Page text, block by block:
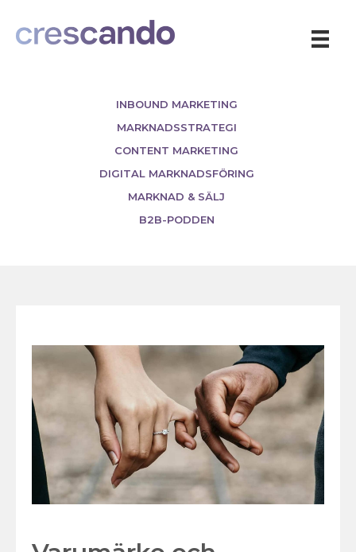
INBOUND MARKETING
MARKNADSSTRATEGI
CONTENT MARKETING
DIGITAL MARKNADSFÖRING
MARKNAD & SÄLJ
B2B-PODDEN